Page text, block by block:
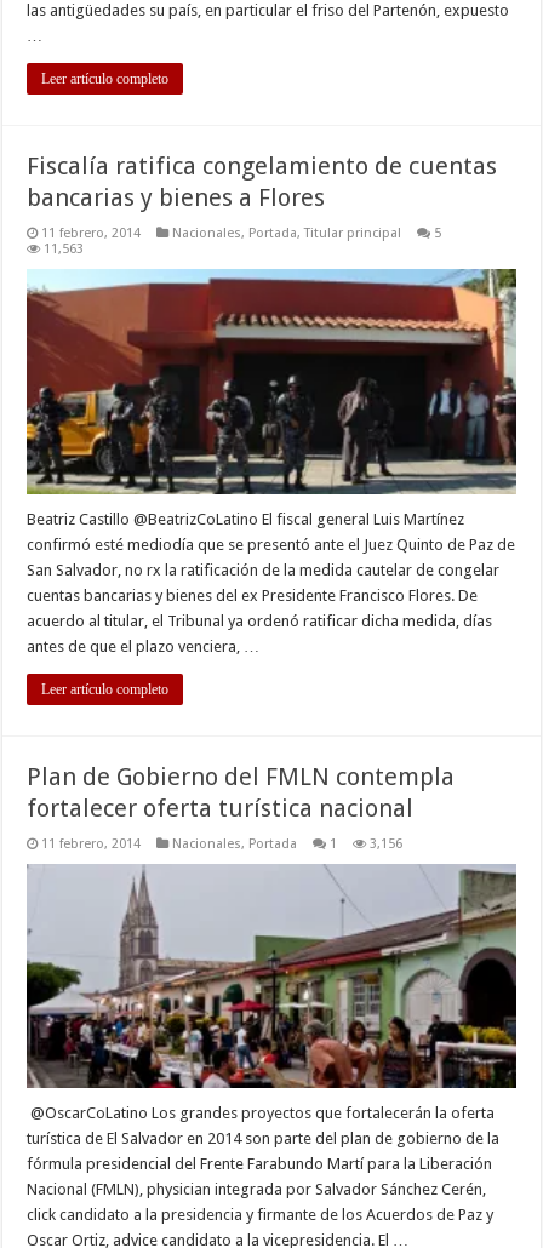
las antigüedades su país, en particular el friso del Partenón, expuesto
…
Leer artículo completo
Fiscalía ratifica congelamiento de cuentas
bancarias y bienes a Flores
11 febrero, 2014 Nacionales, Portada,Titular principal
5
11,563
Beatriz Castillo @BeatrizCoLatino El fiscal general Luis Martínez
confirmó esté mediodía que se presentó ante el Juez Quinto de Paz de
San Salvador, no rx la ratificación de la medida cautelar de congelar
cuentas bancarias y bienes del ex Presidente Francisco Flores. De
acuerdo al titular, el Tribunal ya ordenó ratificar dicha medida, días
antes de que el plazo venciera, …
Leer artículo completo
Plan de Gobierno del FMLN contempla
fortalecer oferta turística nacional
11 febrero, 2014 Nacionales, Portada 1 3,156
@OscarCoLatino Los grandes proyectos que fortalecerán la oferta
turística de El Salvador en 2014 son parte del plan de gobierno de la
fórmula presidencial del Frente Farabundo Martí para la Liberación
Nacional (FMLN), physician integrada por Salvador Sánchez Cerén,
click candidato a la presidencia y firmante de los Acuerdos de Paz y
Oscar Ortiz, advice candidato a la vicepresidencia. El …